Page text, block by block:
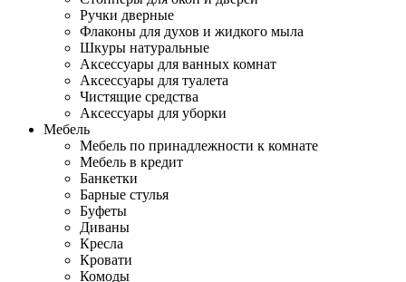
Ручки дверные
Флаконы для духов и жидкого мыла
Шкуры натуральные
Аксессуары для ванных комнат
Аксессуары для туалета
Чистящие средства
Аксессуары для уборки
Мебель
Мебель по принадлежности к комнате
Мебель в кредит
Банкетки
Барные стулья
Буфеты
Диваны
Кресла
Кровати
Комоды